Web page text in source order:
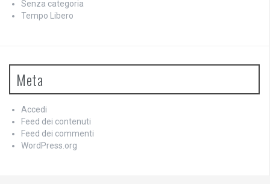
Senza categoria
Tempo Libero
Meta
Accedi
Feed dei contenuti
Feed dei commenti
WordPress.org